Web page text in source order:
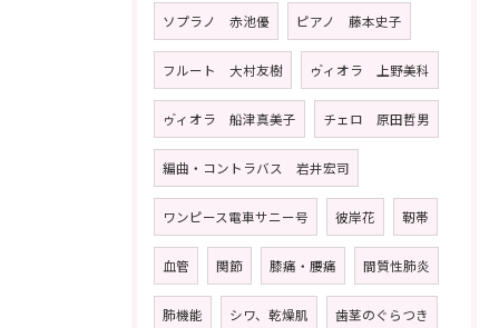
ソプラノ 赤池優 ピアノ 藤本史子
フルート 大村友樹 ゥ゙ィオラ 上野美科
ゥ゙ィオラ 船津真美子 チェロ 原田哲男
編曲・コントラバス 岩井宏司
ワンピース電車サニー号 彼岸花 靭帯
血管 関節 膝痛・腰痛 間質性肺炎
肺機能 シワ、乾燥肌 歯茎のぐらつき